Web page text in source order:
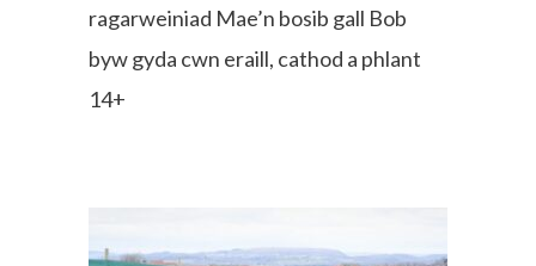
ragarweiniad Mae’n bosib gall Bob
byw gyda cwn eraill, cathod a phlant
14+